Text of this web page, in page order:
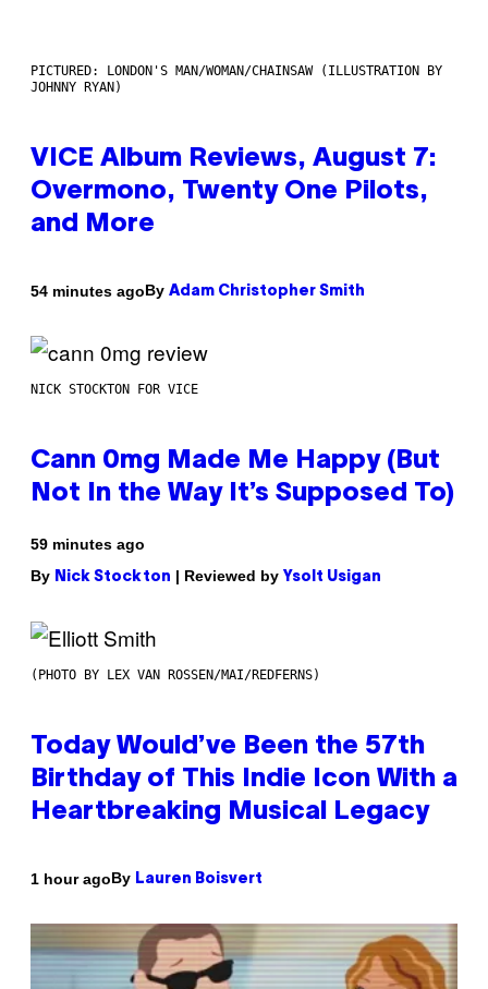
PICTURED: LONDON'S MAN/WOMAN/CHAINSAW (ILLUSTRATION BY
JOHNNY RYAN)
VICE Album Reviews, August 7:
Overmono, Twenty One Pilots,
and More
54 minutes agoBy Adam Christopher Smith
NICK STOCKTON FOR VICE
Cann 0mg Made Me Happy (But
Not In the Way It’s Supposed To)
59 minutes ago
By Nick Stockton | Reviewed by Ysolt Usigan
(PHOTO BY LEX VAN ROSSEN/MAI/REDFERNS)
Today Would’ve Been the 57th
Birthday of This Indie Icon With a
Heartbreaking Musical Legacy
1 hour agoBy Lauren Boisvert